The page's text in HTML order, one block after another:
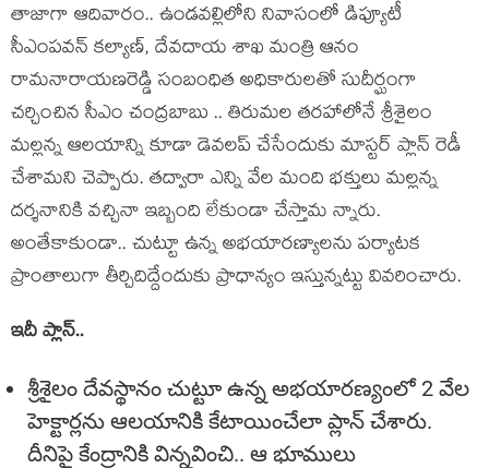
తాజాగా ఆదివారం.. ఉండ‌వ‌ల్లిలోని నివాసంలో డిప్యూటీ
సీఎంప‌వ‌న్ క‌ల్యాణ్‌, దేవ‌దాయ శాఖ మంత్రి ఆనం
రామ‌నారాయ‌ణ‌రెడ్డి సంబంధిత అధికారుల‌తో సుదీర్ఘంగా
చ‌ర్చించిన సీఎం చంద్ర‌బాబు .. తిరుమ‌ల త‌ర‌హాలోనే శ్రీశైలం
మ‌ల్ల‌న్న ఆల‌యాన్ని కూడా డెవ‌ల‌ప్ చేసేందుకు మాస్ట‌ర్ ప్లాన్ రెడీ
చేశామ‌ని చెప్పారు. త‌ద్వారా ఎన్ని వేల మంది భ‌క్తులు మ‌ల్ల‌న్న
ద‌ర్శ‌నానికి వ‌చ్చినా ఇబ్బంది లేకుండా చేస్తామ న్నారు.
అంతేకాకుండా.. చుట్టూ ఉన్న అభ‌యార‌ణ్యాల‌ను ప‌ర్యాట‌క
ప్రాంతాలుగా తీర్చిదిద్దేందుకు ప్రాధాన్యం ఇస్తున్న‌ట్టు వివ‌రించారు.
ఇదీ ప్లాన్‌..
శ్రీశైలం దేవ‌స్థానం చుట్టూ ఉన్న అభ‌యారణ్యంలో 2 వేల
హెక్టార్ల‌ను ఆల‌యానికి కేటాయించేలా ప్లాన్ చేశారు.
దీనిపై కేంద్రానికి విన్న‌వించి.. ఆ భూములు